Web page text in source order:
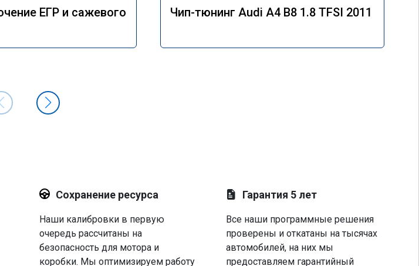
ЕГР и сажевого
Чип-тюнинг Audi A4 B8 1.8 TFSI 2011
Сохранение ресурса
Наши калибровки в первую
очередь рассчитаны на
безопасность для мотора и
коробки. Мы оптимизируем работу
Гарантия 5 лет
Все наши программные решения
проверены и откатаны на тысячах
автомобилей, на них мы
предоставляем гарантийный